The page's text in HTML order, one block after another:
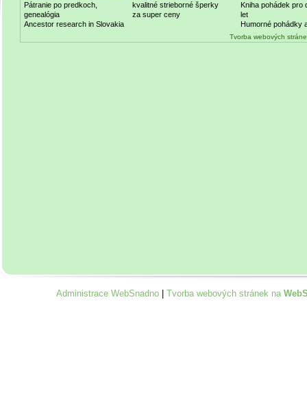
Pátranie po predkoch,
genealógia
Ancestor research in Slovakia
kvalitné strieborné šperky
za super ceny
Kniha pohádek pro
let
Humorné pohádky
Tvorba webových
Administrace WebSnadno| Tvorba webových stránek na